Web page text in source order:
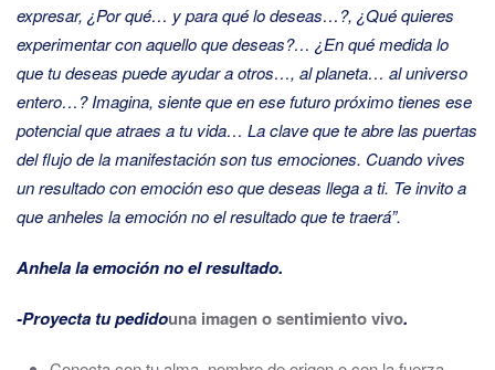
expresar, ¿Por qué… y para qué lo deseas…?, ¿Qué quieres
experimentar con aquello que deseas?… ¿En qué medida lo
que tu deseas puede ayudar a otros…, al planeta… al universo
entero…? Imagina, siente que en ese futuro próximo tienes ese
potencial que atraes a tu vida… La clave que te abre las puertas
del flujo de la manifestación son tus emociones. Cuando vives
un resultado con emoción eso que deseas llega a ti. Te invito a
que anheles la emoción no el resultado que te traerá”.
Anhela la emoción no el resultado.
-Proyecta tu pedidouna imagen o sentimiento vivo.